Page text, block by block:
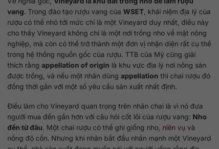
vang. Trong đào tạo rượu vang của WSET , khái niệm địa lý của
rượu có thể nhỏ tới mức chỉ là một Vineyard duy nhất, điều này
cho thấy Vineyard không chỉ là một nơi trồng nho về mặt nông
nghiệp, mà còn có thể trở thành một đơn vị nhận diện rất cụ thể
trong hệ thống nguồn gốc của rượu. TTB của Mỹ cũng giải
thích rằng appellation of origin là khu vực địa lý nơi nông sản
được trồng, và nếu một nhãn dùng appellation thì chai rượu đó
đồng thời gắn với một số yêu cầu sản xuất nhất định.
Điều làm cho Vineyard quan trọng trên nhãn chai là vì nó đưa
người mua đến gần hơn với câu hỏi cốt lõi của rượu vang: Nho
đến từ đâu. Một chai rượu có thể ghi giống nho, niên vụ và
nồng độ cồn. Nhưng khi nhãn bắt đầu nhấn mạnh một Vineyard